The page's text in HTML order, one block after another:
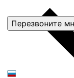
Перезвоните